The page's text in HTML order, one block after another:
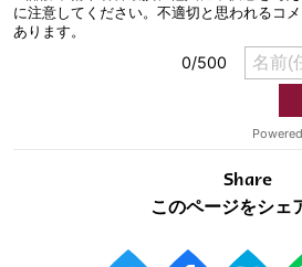
Share